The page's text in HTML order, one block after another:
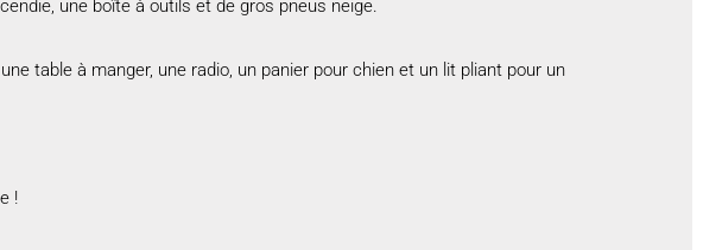
une boîte à outils et de gros pneus neige.
table à manger, une radio, un panier pour chien et un lit pliant pour un
!